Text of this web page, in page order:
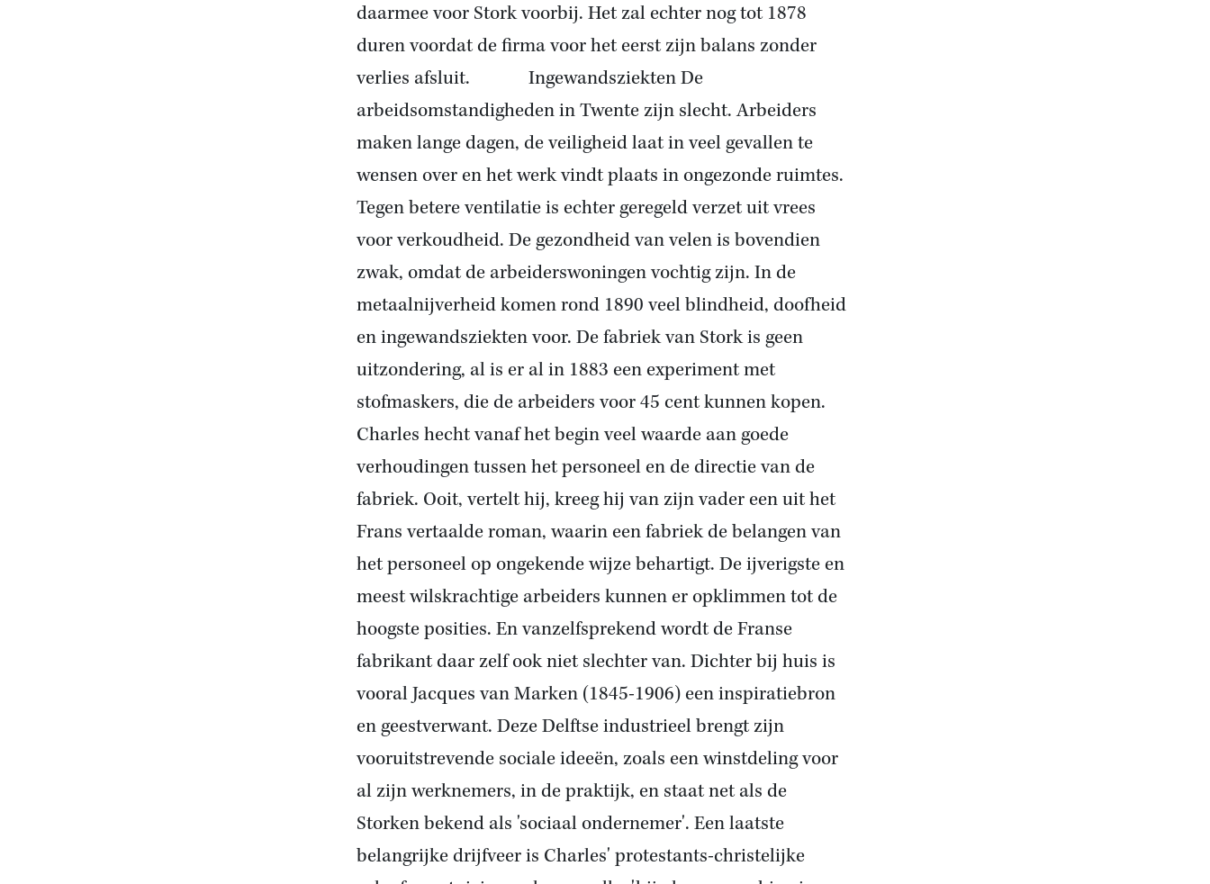
daarmee voor Stork voorbij. Het zal echter nog tot 1878
durenvoordat de firma voor het eerst zijn balans zonder
verlies afsluit. Ingewandsziekten De
arbeidsomstandigheden in Twente zijn slecht. Arbeiders
maken lange dagen, de veiligheid laat in veel gevallen te
wensen over en het werk vindt plaats in ongezonde ruimtes.
Tegen betere ventilatie is echter geregeld verzet uit vrees
voor verkoudheid. De gezondheid van velen is bovendien
zwak, omdat de arbeiderswoningen vochtig zijn. In de
metaalnijverheid komen rond 1890 veel blindheid, doofheid
en ingewandsziekten voor. De fabriek van Stork is geen
uitzondering, al is er al in 1883 een experiment met
stofmaskers, die de arbeiders voor 45 cent kunnen kopen.
Charles hecht vanaf het begin veel waarde aan goede
verhoudingen tussen het personeel en de directie van de
fabriek. Ooit, vertelt hij, kreeg hij van zijn vader een uit het
Frans vertaalde roman, waarin een fabriek de belangen van
het personeel op ongekende wijze behartigt. De ijverigste en
meest wilskrachtige arbeiders kunnen er opklimmen tot de
hoogste posities. En vanzelfsprekend wordt de Franse
fabrikant daar zelf ook niet slechter van. Dichter bij huis is
vooral Jacques van Marken (1845-1906) een inspiratiebron
en geestverwant. Deze Delftse industrieel brengt zijn
vooruitstrevende sociale ideeën, zoals een winstdeling voor
al zijn werknemers, in de praktijk, en staat net als de
Storken bekend als 'sociaal ondernemer'. Een laatste
belangrijke drijfveer is Charles' protestants-christelijke